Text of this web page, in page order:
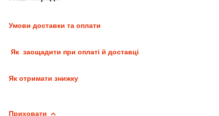
Умови доставки та оплати
Як заощадити при оплаті й доставці
Як отримати знижку
Приховати